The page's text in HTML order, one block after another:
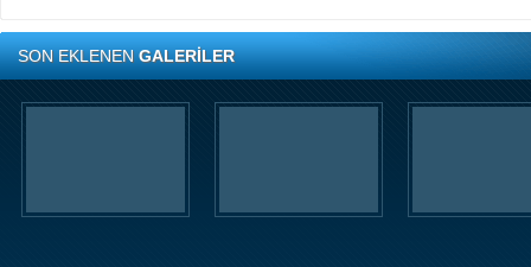
SON EKLENENGALERİLER